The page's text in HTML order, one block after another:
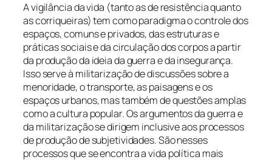
A vigilância da vida (tanto as de resistência quanto
as corriqueiras) tem como paradigma o controle dos
espaços, comuns e privados, das estruturas e
práticas sociais e da circulação dos corpos a partir
da produção da ideia da guerra e da insegurança.
Isso serve à militarização de discussões sobre a
menoridade, o transporte, as paisagens e os
espaços urbanos, mas também de questões amplas
como a cultura popular. Os argumentos da guerra e
da militarização se dirigem inclusive aos processos
de produção de subjetividades. São nesses
processos que se encontra a vida política mais